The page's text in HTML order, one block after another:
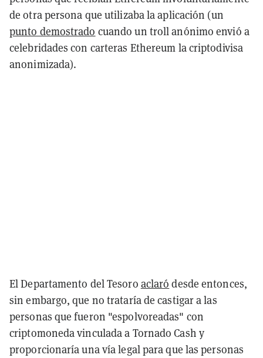
de otra persona que utilizaba la aplicación (un
punto demostrado cuando un troll anónimo envió a
celebridades con carteras Ethereum la criptodivisa
anonimizada).
El Departamento del Tesoro aclaró desde entonces,
sin embargo, que no trataría de castigar a las
personas que fueron "espolvoreadas" con
criptomoneda vinculada a Tornado Cash y
proporcionaría una vía legal para que las personas